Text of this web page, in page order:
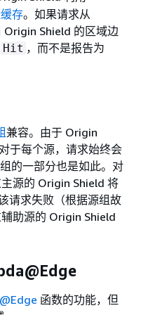
存。如果请求从
Origin Shield 的区域边
Hit ，而不是报告为
兼容。由于 Origin
于每个源，请求始终会
的一部分也是如此。对
源的 Origin Shield 将
请求失败（根据源组故
助源的 Origin Shield
函数的功能，但